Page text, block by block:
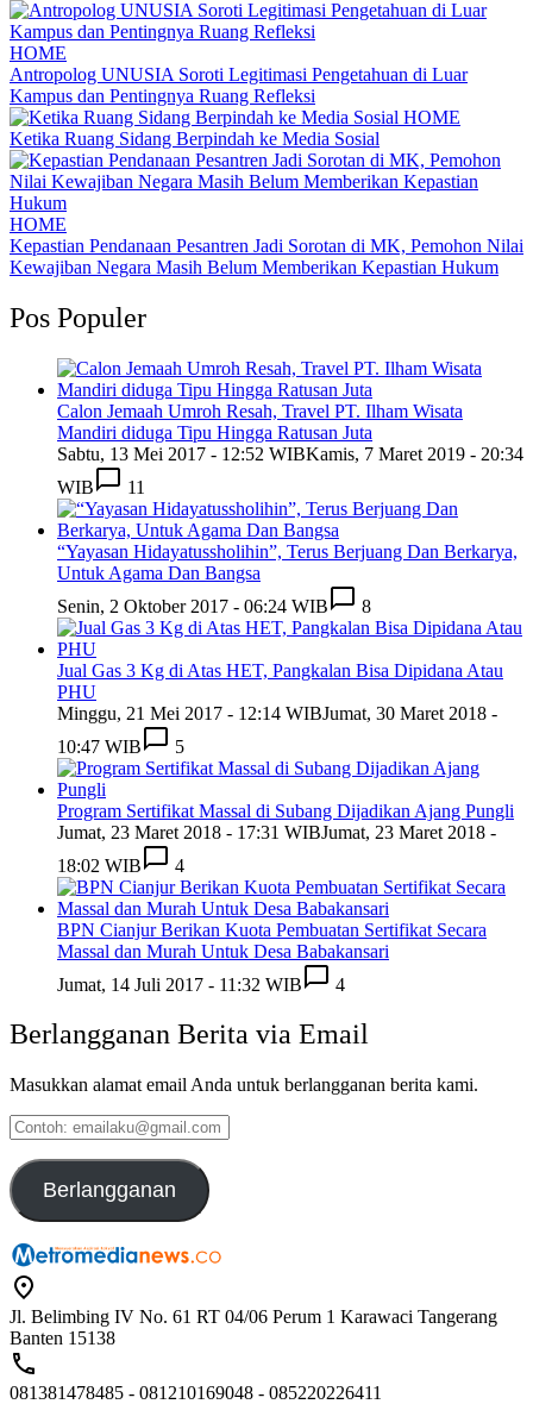
HOME
Antropolog UNUSIA Soroti Legitimasi Pengetahuan di Luar
Kampus dan Pentingnya Ruang Refleksi
HOME
Ketika Ruang Sidang Berpindah ke Media Sosial
HOME
Kepastian Pendanaan Pesantren Jadi Sorotan di MK, Pemohon Nilai
Kewajiban Negara Masih Belum Memberikan Kepastian Hukum
Pos Populer
Calon Jemaah Umroh Resah, Travel PT. Ilham Wisata
Mandiri diduga Tipu Hingga Ratusan Juta
Sabtu, 13 Mei 2017 - 12:52 WIBKamis, 7 Maret 2019 - 20:34
WIB
11
“Yayasan Hidayatussholihin”, Terus Berjuang Dan Berkarya,
Untuk Agama Dan Bangsa
Senin, 2 Oktober 2017 - 06:24 WIB
8
Jual Gas 3 Kg di Atas HET, Pangkalan Bisa Dipidana Atau
PHU
Minggu, 21 Mei 2017 - 12:14 WIBJumat, 30 Maret 2018 -
10:47 WIB
5
Program Sertifikat Massal di Subang Dijadikan Ajang Pungli
Jumat, 23 Maret 2018 - 17:31 WIBJumat, 23 Maret 2018 -
18:02 WIB
4
BPN Cianjur Berikan Kuota Pembuatan Sertifikat Secara
Massal dan Murah Untuk Desa Babakansari
Jumat, 14 Juli 2017 - 11:32 WIB
4
Berlangganan Berita via Email
Masukkan alamat email Anda untuk berlangganan berita kami.
Contoh:
emailaku@gmail.com
Berlangganan
Jl. Belimbing IV No. 61 RT 04/06 Perum 1 Karawaci Tangerang
Banten 15138
081381478485 - 081210169048 - 085220226411